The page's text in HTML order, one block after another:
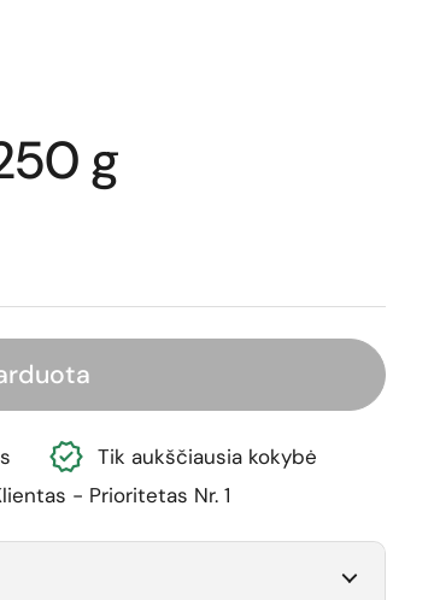
g
Tik aukščiausia kokybė
- Prioritetas Nr. 1